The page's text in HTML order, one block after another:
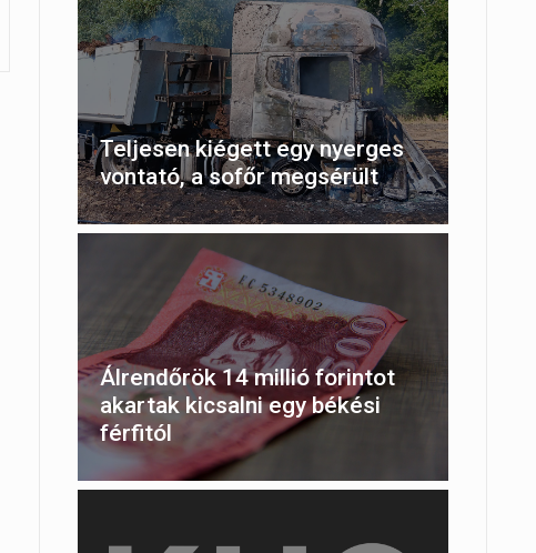
Teljesen kiégett egy nyerges
vontató, a sofőr megsérült
Álrendőrök 14 millió forintot
akartak kicsalni egy békési
férfitól